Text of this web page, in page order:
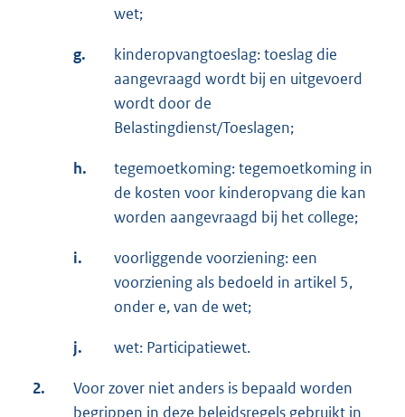
wet;
g.
kinderopvangtoeslag: toeslag die
aangevraagd wordt bij en uitgevoerd
wordt door de
Belastingdienst/Toeslagen;
h.
tegemoetkoming: tegemoetkoming in
de kosten voor kinderopvang die kan
worden aangevraagd bij het college;
i.
voorliggende voorziening: een
voorziening als bedoeld in artikel 5,
onder e, van de wet;
j. wet: Participatiewet.
2.
Voor zover niet anders is bepaald worden
begrippen in deze beleidsregels gebruikt in